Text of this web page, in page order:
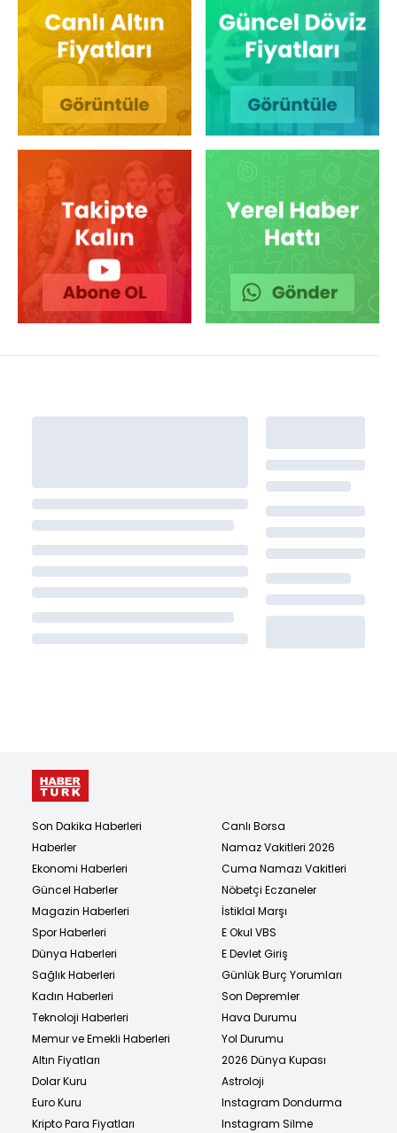
Son Dakika Haberleri
Haberler
Ekonomi Haberleri
Güncel Haberler
Magazin Haberleri
Spor Haberleri
Dünya Haberleri
Sağlık Haberleri
Kadın Haberleri
Teknoloji Haberleri
Memur ve Emekli Haberleri
Altın Fiyatları
Dolar Kuru
Euro Kuru
Kripto Para Fiyatları
Canlı Borsa
Namaz Vakitleri 2026
Cuma Namazı Vakitleri
Nöbetçi Eczaneler
İstiklal Marşı
E Okul VBS
E Devlet Giriş
Günlük Burç Yorumları
Son Depremler
Hava Durumu
Yol Durumu
2026 Dünya Kupası
Astroloji
Instagram Dondurma
Instagram Silme